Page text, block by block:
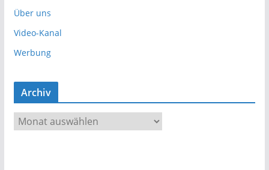
Über uns
Video-Kanal
Werbung
Archiv